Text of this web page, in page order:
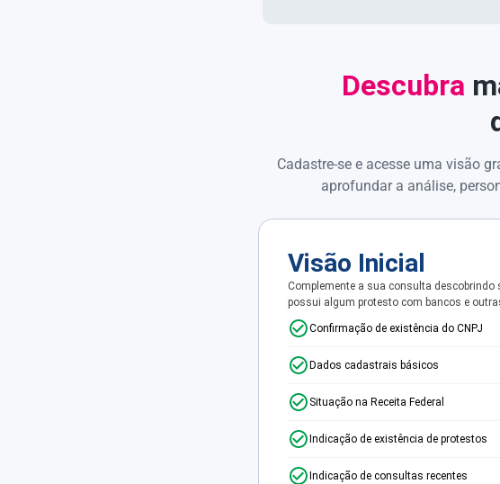
Descubra
Cadastre-se e acesse uma visão
aprofundar a análise,
Visão Inicial
Complemente a sua consulta descobrindo
possui algum protesto com bancos e
Confirmação de existência do CNPJ
Dados cadastrais básicos
Situação na Receita Federal
Indicação de existência de protestos
Indicação de consultas recentes